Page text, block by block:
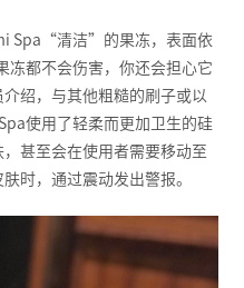
Spa“清洁”的果冻，表面依
都不会伤害，你还会担心它
绍，与其他粗糙的刷子或以
使用了轻柔而更加卫生的硅
甚至会在使用者需要移动至
时，通过震动发出警报。